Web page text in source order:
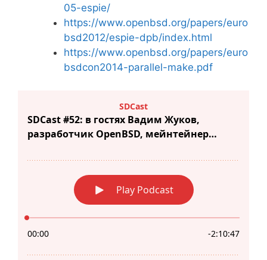
05-espie/
https://www.openbsd.org/papers/euro
bsd2012/espie-dpb/index.html
https://www.openbsd.org/papers/euro
bsdcon2014-parallel-make.pdf